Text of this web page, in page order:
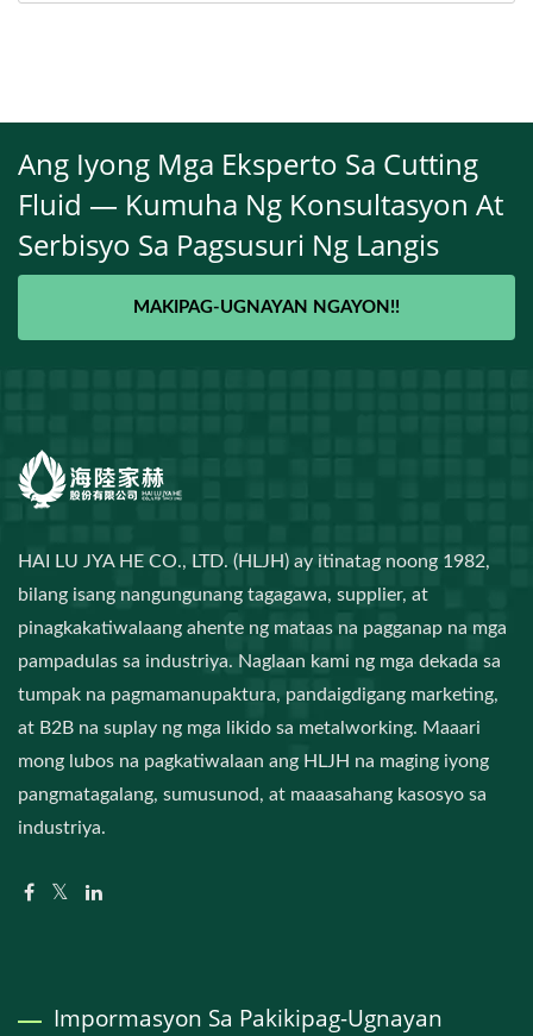
Ang Iyong Mga Eksperto Sa Cutting
Fluid — Kumuha Ng Konsultasyon At
Serbisyo Sa Pagsusuri Ng Langis
MAKIPAG-UGNAYAN NGAYON!!
HAI LU JYA HE CO., LTD. (HLJH) ay itinatag noong 1982,
bilang isang nangungunang tagagawa, supplier, at
pinagkakatiwalaang ahente ng mataas na pagganap na mga
pampadulas sa industriya. Naglaan kami ng mga dekada sa
tumpak na pagmamanupaktura, pandaigdigang marketing,
at B2B na suplay ng mga likido sa metalworking. Maaari
mong lubos na pagkatiwalaan ang HLJH na maging iyong
pangmatagalang, sumusunod, at maaasahang kasosyo sa
industriya.
Impormasyon Sa Pakikipag-Ugnayan